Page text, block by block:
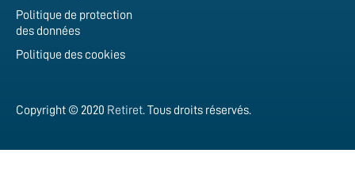
Politique de protection
des données
Politique des cookies
Copyright © 2020 Retiret. Tous droits réservés.